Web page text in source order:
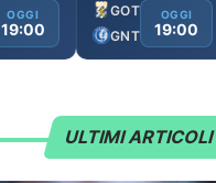
OGGI
19:00
GOT
GNT
OGGI
19:00
ULTIMI ARTICOLI